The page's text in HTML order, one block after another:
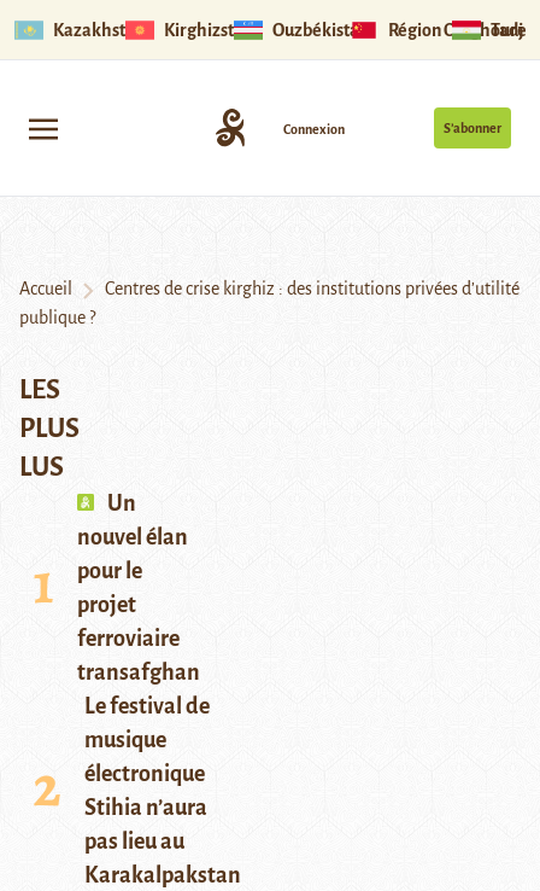
Kazakhstan Kirghizstan Ouzbékistan Région Ouïghoure
S’abonner
Connexion
Accueil
Centres de crise kirghiz : des institutions privées d’utilité
publique ?
LES
PLUS
LUS
Un
nouvel élan
pour le
projet
ferroviaire
transafghan
Le festival de
musique
électronique
Stihia n’aura
pas lieu au
Karakalpakstan